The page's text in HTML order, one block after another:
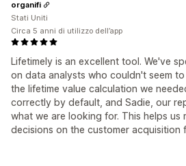
Lifetimely is an excellent tool. We've
on data analysts who couldn't seem
the lifetime value calculation we
correctly by default, and Sadie, our
what we are looking for. This helps us
decisions on the customer acquisition
organifi
Stati Uniti
Circa 5 anni di utilizzo dell’app